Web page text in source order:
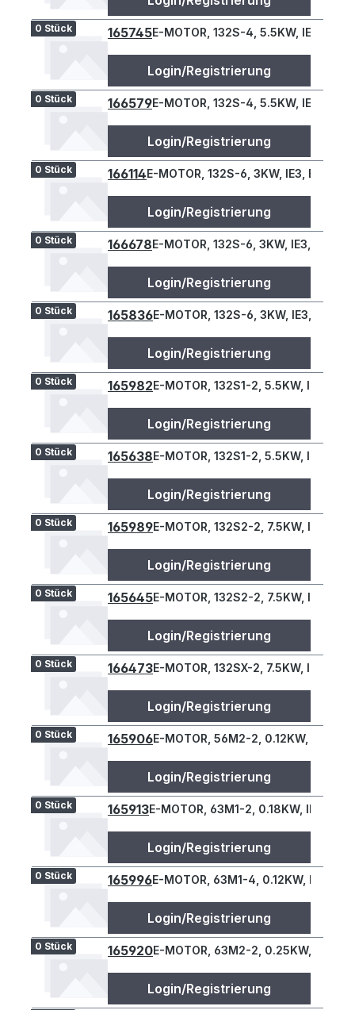
0 Stück 165745E-MOTOR, 132S-4, 5.5KW, IE3, B34L
Login/Registrierung
0 Stück 166579E-MOTOR, 132S-4, 5.5KW, IE3, B34L
Login/Registrierung
0 Stück 166114E-MOTOR, 132S-6, 3KW, IE3, B34L
Login/Registrierung
0 Stück 166678E-MOTOR, 132S-6, 3KW, IE3, B34L
Login/Registrierung
0 Stück 165836E-MOTOR, 132S-6, 3KW, IE3, B34L
Login/Registrierung
0 Stück 165982E-MOTOR, 132S1-2, 5.5KW, IE3,
Login/Registrierung
0 Stück 165638E-MOTOR, 132S1-2, 5.5KW, IE3,
Login/Registrierung
0 Stück 165989E-MOTOR, 132S2-2, 7.5KW, IE3,
Login/Registrierung
0 Stück 165645E-MOTOR, 132S2-2, 7.5KW, IE3,
Login/Registrierung
0 Stück 166473E-MOTOR, 132SX-2, 7.5KW, IE3,
Login/Registrierung
0 Stück 165906E-MOTOR, 56M2-2, 0.12KW, IE2,
Login/Registrierung
0 Stück 165913E-MOTOR, 63M1-2, 0.18KW, IE3,
Login/Registrierung
0 Stück 165996E-MOTOR, 63M1-4, 0.12KW, IE2,
Login/Registrierung
0 Stück 165920E-MOTOR, 63M2-2, 0.25KW, IE3,
Login/Registrierung